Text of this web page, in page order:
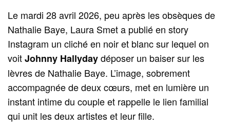
Le mardi 28 avril 2026, peu après les obsèques de
Nathalie Baye, Laura Smet a publié en story
Instagram un cliché en noir et blanc sur lequel on
voitJohnny Hallydaydéposer un baiser sur les
lèvres de Nathalie Baye. L’image, sobrement
accompagnée de deux cœurs, met en lumière un
instant intime du couple et rappelle le lien familial
qui unit les deux artistes et leur fille.